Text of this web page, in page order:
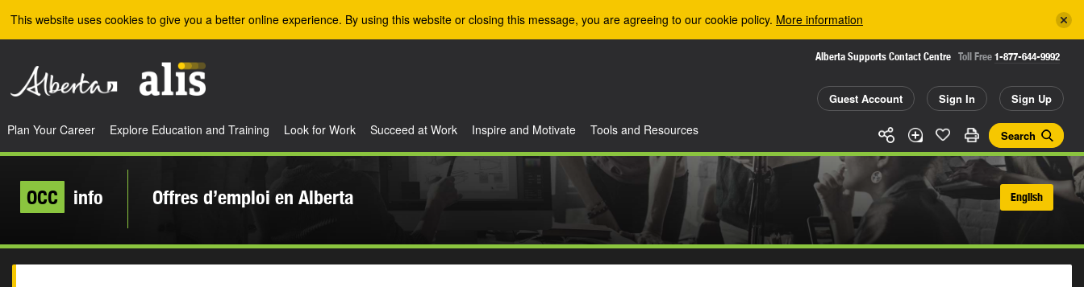
This website uses cookies to give you a better online experience. By using this website or closing this message, you are agreeing to our cookie policy. More information
Alberta Supports Contact Centre Toll Free 1-877-644-9992
Guest Account Sign In Sign Up
Search
Plan Your Career Explore Education and Training Look for Work Succeed at Work Inspire and Motivate Tools and Resources
OCC info Offres d’emploi en Alberta English